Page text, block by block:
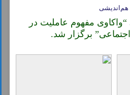
هم‌اندیشی
مفهوم عاملیت در
برگزار شد.